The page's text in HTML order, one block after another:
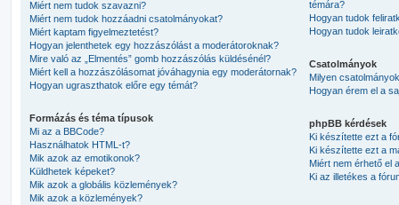
Miért nem tudok szavazni?
Miért nem tudok hozzáadni csatolmányokat?
Miért kaptam figyelmeztetést?
Hogyan jelenthetek egy hozzászólást a moderátoroknak?
Mire való az „Elmentés” gomb hozzászólás küldésénél?
Miért kell a hozzászólásomat jóváhagynia egy moderátornak?
Hogyan ugraszthatok előre egy témát?
Formázás és téma típusok
Mi az a BBCode?
Használhatok HTML-t?
Mik azok az emotikonok?
Küldhetek képeket?
Mik azok a globális közlemények?
Mik azok a közlemények?
témára?
Hogyan tudok
Hogyan tudok
Csatolmányok
Milyen
Hogyan érem el a
phpBB kérdések
Ki készítette ezt a
Ki készítette ezt a
Miért nem érhető el
Ki az illetékes a